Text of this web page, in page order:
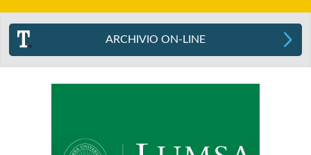
ARCHIVIO ON-LINE